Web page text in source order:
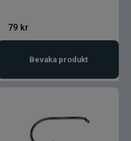
79 kr
Bevaka produkt